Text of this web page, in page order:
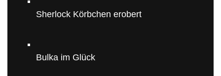
Sherlock Körbchen erobert
Bulka im Glück